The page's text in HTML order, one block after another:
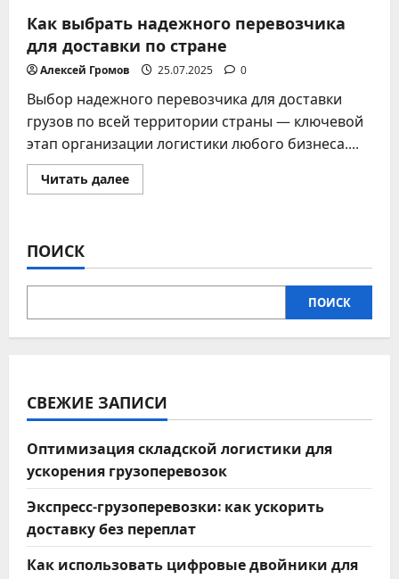
Как выбрать надежного перевозчика
для доставки по стране
Алексей Громов 25.07.2025 0
Выбор надежного перевозчика для доставки
грузов по всей территории страны — ключевой
этап организации логистики любого бизнеса....
Читать далееПрочитать
больше
для
по
ПОИСК
ПОИСК
СВЕЖИЕ ЗАПИСИ
Оптимизация складской логистики для
ускорения грузоперевозок
Экспресс-грузоперевозки: как ускорить
доставку без переплат
Как использовать цифровые двойники для